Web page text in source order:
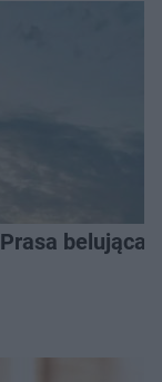
belująca